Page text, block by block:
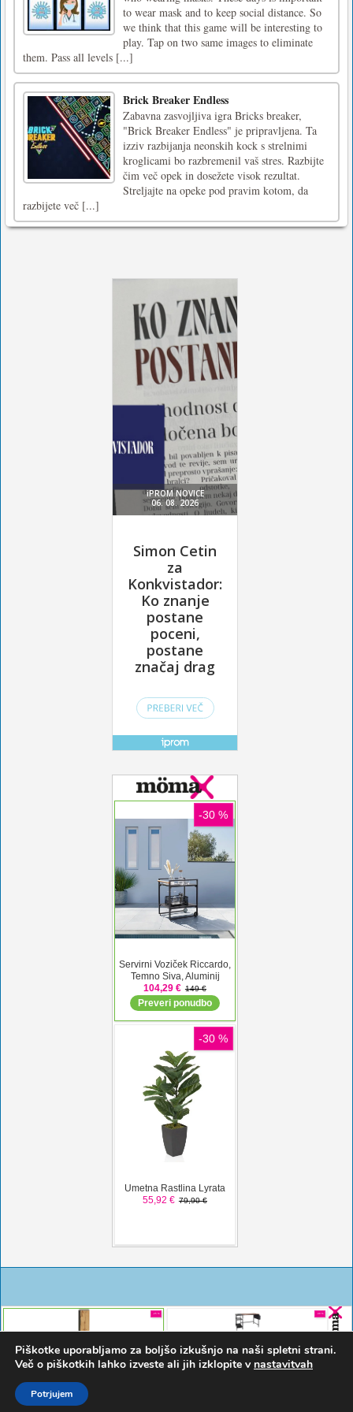
to wear mask and to keep social distance. So
we think that this game will be interesting to
play. Tap on two same images to eliminate
them. Pass all levels [...]
Brick Breaker Endless
Zabavna zasvojljiva igra Bricks breaker,
"Brick Breaker Endless" je pripravljena. Ta
izziv razbijanja neonskih kock s strelnimi
kroglicami bo razbremenil vaš stres. Razbijte
čim več opek in dosežete visok rezultat.
Streljajte na opeke pod pravim kotom, da
razbijete več [...]
Piškotke uporabljamo za boljšo izkušnjo na naši spletni strani.
Več o piškotkih lahko izveste ali jih izklopite v nastavitvah
Potrjujem